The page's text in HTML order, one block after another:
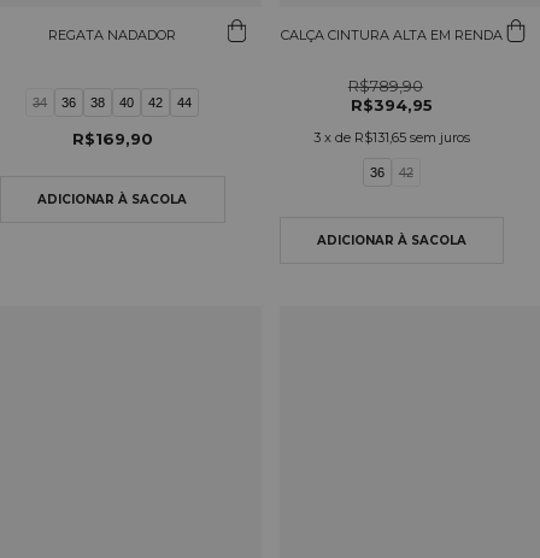
REGATA NADADOR
34 36 38 40 42 44
R$169,90
CALÇA CINTURA ALTA EM RENDA
R$789,90
R$394,95
3 x de R$131,65 sem juros
36 42